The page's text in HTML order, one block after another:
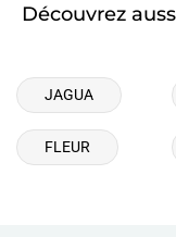
Découvrez
JAGUA
FLEUR